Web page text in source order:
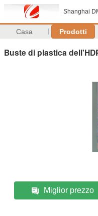
Shanghai
Casa Prodotti
Buste di plastica
Miglior prezzo